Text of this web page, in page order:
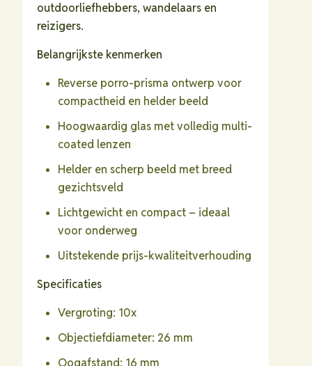
outdoorliefhebbers, wandelaars en
reizigers.
Belangrijkste kenmerken
Reverse porro-prisma ontwerp voor
compactheid en helder beeld
Hoogwaardig glas met volledig multi-
coated lenzen
Helder en scherp beeld met breed
gezichtsveld
Lichtgewicht en compact – ideaal
voor onderweg
Uitstekende prijs-kwaliteitverhouding
Specificaties
Vergroting: 10x
Objectiefdiameter: 26 mm
Oogafstand: 16 mm